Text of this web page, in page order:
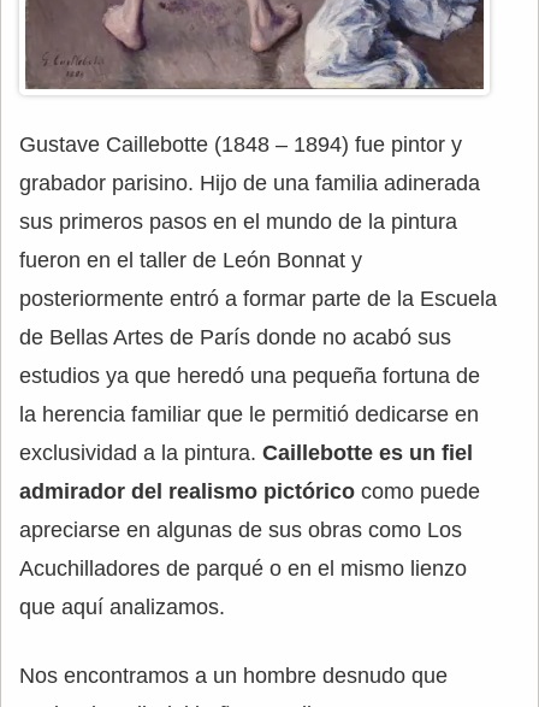
Gustave Caillebotte (1848 – 1894) fue pintor y
grabador parisino. Hijo de una familia adinerada
sus primeros pasos en el mundo de la pintura
fueron en el taller de León Bonnat y
posteriormente entró a formar parte de la Escuela
de Bellas Artes de París donde no acabó sus
estudios ya que heredó una pequeña fortuna de
la herencia familiar que le permitió dedicarse en
exclusividad a la pintura. Caillebotte es un fiel
admirador del realismo pictórico como puede
apreciarse en algunas de sus obras como Los
Acuchilladores de parqué o en el mismo lienzo
que aquí analizamos.
Nos encontramos a un hombre desnudo que